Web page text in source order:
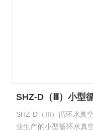
SHZ-D（Ⅲ）小型
SHZ-D（III）循环水真
业生产的小型循环水真